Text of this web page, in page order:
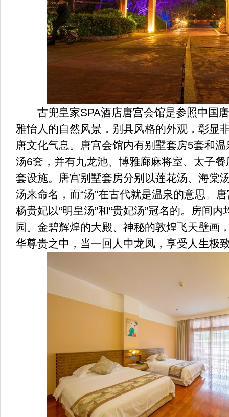
古兜皇家SPA酒店唐宫会馆是参照中国唐
雅怡人的自然风景，别具风格的外观，彰显
唐文化气息。唐宫会馆内有别墅套房5套和
汤6套，并有九龙池、博雅廊麻将室、太子
套设施。唐宫别墅套房分别以莲花汤、海棠
汤来命名，而“汤”在古代就是温泉的意思。
杨贵妃以“明皇汤”和“贵妃汤”冠名的。房间
园。金碧辉煌的大殿、神秘的敦煌飞天壁画
华尊贵之中，当一回人中龙凤，享受人生极